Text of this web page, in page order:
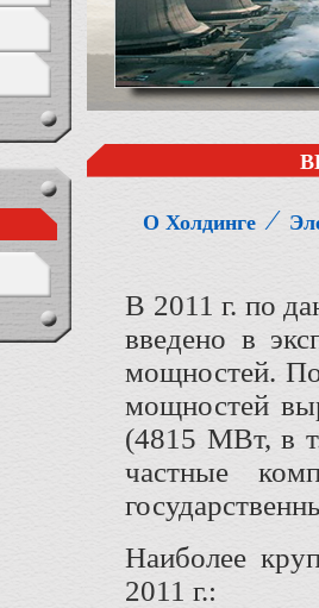
О Холдинге ⁄
В 2011 г. по
введено в
мощностей.
мощностей
(4815 МВт, в
частные
Наиболее
2011 г.: